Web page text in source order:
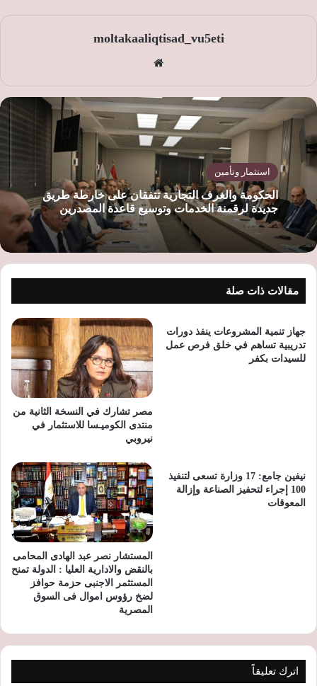
moltakaaliqtisad_vu5eti
الوي
ب
استثمار وتأمين
الحكومة والغرف التجارية تتفقان على خارطة طريق
جديدة لرقمنة الخدمات وتوسيع قاعدة المصدرين
مقالات ذات صلة
جهاز تنمية المشروعات ينفذ دورات
تدريبية تساهم في خلق فرص عمل
للسيدات بكفر
مصر تشارك في النسخة الثانية من
منتدى الكوميـسا للاستثمار في
نيروبي
نيفين جامع: 17 وزارة تسعى لتنفيذ
100 إجراء لتحفيز الصناعة وإزالة
المعوقات
المستشار نصر عبد الهادى المحامى
بالنقض والادارية العليا : الدولة تمنح
المستثمر الاجنبى حزمة حوافز
لضخ رؤوس اموال فى السوق
المصرية
اترك تعليقاً